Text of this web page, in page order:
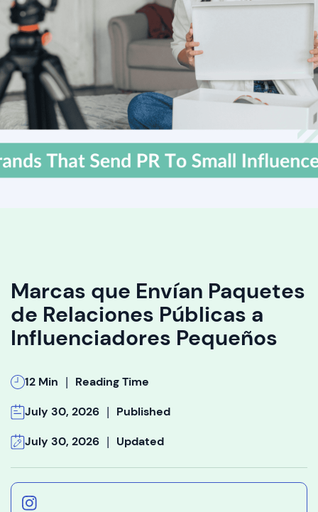
Marcas que Envían Paquetes
de Relaciones Públicas a
Influenciadores Pequeños
12 Min | Reading Time
July 30, 2026 | Published
July 30, 2026 | Updated